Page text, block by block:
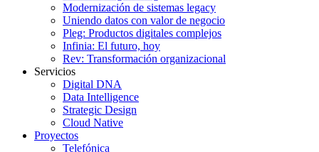
Modernización de sistemas legacy
Uniendo datos con valor de negocio
Pleg: Productos digitales complejos
Infinia: El futuro, hoy
Rev: Transformación organizacional
Servicios
Digital DNA
Data Intelligence
Strategic Design
Cloud Native
Proyectos
Telefónica